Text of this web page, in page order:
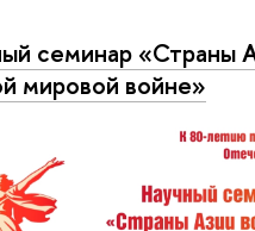
семинар «Страны
мировой войне»